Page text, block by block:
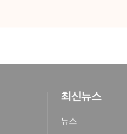
최신뉴스
뉴스